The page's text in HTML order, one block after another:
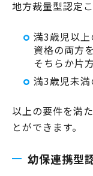
地方裁量型認定
満3歳児以
資格の両方
そちらか片
満3歳児未
以上の要件を満
とができます。
幼保連携型